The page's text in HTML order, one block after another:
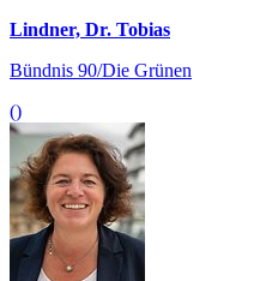
Lindner, Dr. Tobias
Bündnis 90/Die Grünen
()